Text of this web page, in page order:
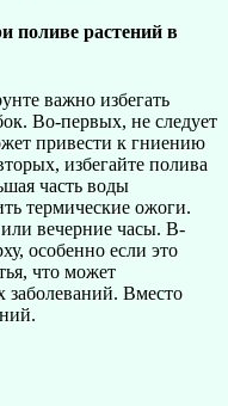
поливе растений в
важно избегать
Во-первых, не следует
привести к гниению
избегайте полива
часть воды
термические ожоги.
вечерние часы. В-
особенно если это
что может
заболеваний. Вместо